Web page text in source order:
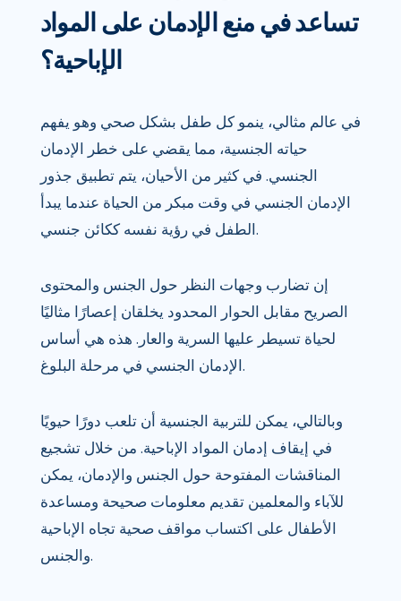
تساعد في منع الإدمان على المواد
الإباحية؟
في عالم مثالي، ينمو كل طفل بشكل صحي وهو يفهم
حياته الجنسية، مما يقضي على خطر الإدمان
الجنسي. في كثير من الأحيان، يتم تطبيق جذور
الإدمان الجنسي في وقت مبكر من الحياة عندما يبدأ
الطفل في رؤية نفسه ككائن جنسي.
إن تضارب وجهات النظر حول الجنس والمحتوى
الصريح مقابل الحوار المحدود يخلقان إعصارًا مثاليًا
لحياة تسيطر عليها السرية والعار. هذه هي أساس
الإدمان الجنسي في مرحلة البلوغ.
وبالتالي، يمكن للتربية الجنسية أن تلعب دورًا حيويًا
في إيقاف إدمان المواد الإباحية. من خلال تشجيع
المناقشات المفتوحة حول الجنس والإدمان، يمكن
للآباء والمعلمين تقديم معلومات صحيحة ومساعدة
الأطفال على اكتساب مواقف صحية تجاه الإباحية
والجنس.